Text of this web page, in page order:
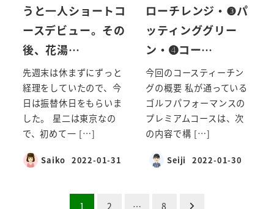
うと一人ショートコ
ースデビュー。その
後、花湯…
先週末は休まずにずっと
経理をしていたので、今
日は振替休日をもらいま
した。 星二は東京なの
で、初めて一 […]
Saiko 2022-01-31
ローチレンジ・❸パ
ッティンググリー
ン・➍コー…
今回のコースティーチン
グの概要 私が通っている
ゴルフパフォーマンスの
プレミアムコースは、次
の内容で構 […]
Seiji 2022-01-30
1 2 … 8